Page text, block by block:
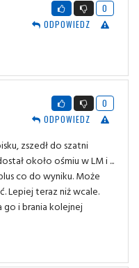
0
ODPOWIEDZ
0
ODPOWIEDZ
zszedł do szatni
około ośmiu w LM i ...
co do wyniku. Może
Lepiej teraz niż wcale.
go i brania kolejnej